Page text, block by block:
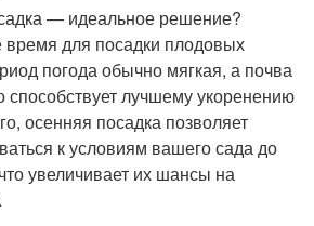
— идеальное решение?
для посадки плодовых
погода обычно мягкая, а почва
способствует лучшему укоренению
осенняя посадка позволяет
к условиям вашего сада до
увеличивает их шансы на